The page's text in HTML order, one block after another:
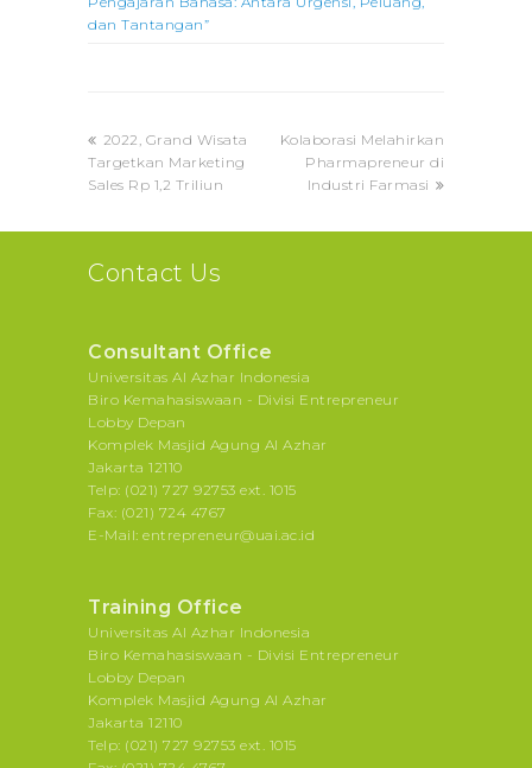
dan Tantangan”
previous
post:
2022, Grand Wisata
Targetkan Marketing
Sales Rp 1,2 Triliun
next
post:
Kolaborasi Melahirkan
Pharmapreneur di
Industri Farmasi
Contact Us
Consultant Office
Universitas Al Azhar Indonesia
Biro Kemahasiswaan - Divisi Entrepreneur
Lobby Depan
Komplek Masjid Agung Al Azhar
Jakarta 12110
Telp: (021) 727 92753 ext. 1015
Fax: (021) 724 4767
E-Mail: entrepreneur@uai.ac.id
Training Office
Universitas Al Azhar Indonesia
Biro Kemahasiswaan - Divisi Entrepreneur
Lobby Depan
Komplek Masjid Agung Al Azhar
Jakarta 12110
Telp: (021) 727 92753 ext. 1015